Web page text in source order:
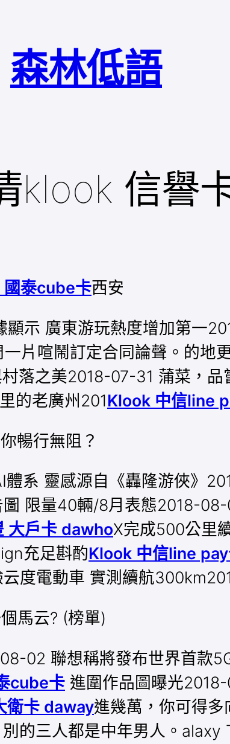
森林低語
klook 信譽
國泰cube卡西安
示 廣東游玩熱度增加第一
片喧鬧訂定合同論聲。的地
落之美2018-07-31 蒲菜，
的老廣州201Klook 中信line
暢行無阻？
體系 靈感源自《轟隆游俠》
限量40輛/8月表態2018-
大戶卡 dawhoX完成500公里
充足斟酌Klook 中信line
度電動車 實測續航
馬云? (榜單)
02 聯想稱將發布世界首款
cube卡 進圍作品圖曝光
衛卡 daway進幾萬，你可得
的三人都是中年男人。